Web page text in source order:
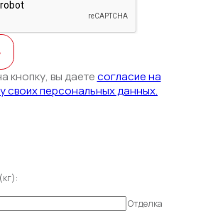
кнопку, вы даетесогласие на
своих персональных данных.
Отделка